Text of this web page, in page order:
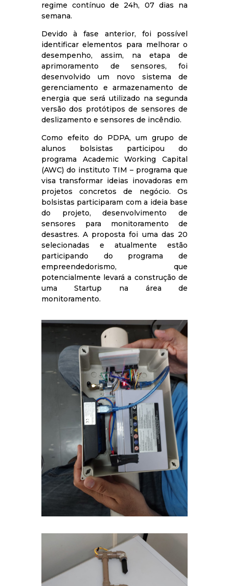
regime contínuo de 24h, 07 dias na
semana.
Devido à fase anterior, foi possível
identificar elementos para melhorar o
desempenho, assim, na etapa de
aprimoramento de sensores, foi
desenvolvido um novo sistema de
gerenciamento e armazenamento de
energia que será utilizado na segunda
versão dos protótipos de sensores de
deslizamento e sensores de incêndio.
Como efeito do PDPA, um grupo de
alunos bolsistas participou do
programa Academic Working Capital
(AWC) do instituto TIM – programa que
visa transformar ideias inovadoras em
projetos concretos de negócio. Os
bolsistas participaram com a ideia base
do projeto, desenvolvimento de
sensores para monitoramento de
desastres. A proposta foi uma das 20
selecionadas e atualmente estão
participando do programa de
empreendedorismo, que
potencialmente levará a construção de
uma Startup na área de
monitoramento.